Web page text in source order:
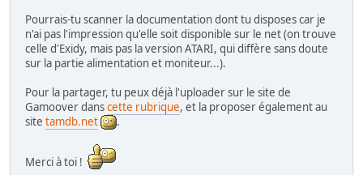
Pourrais-tu scanner la documentation dont tu disposes car je
n'ai pas l'impression qu'elle soit disponible sur le net (on trouve
celle d'Exidy, mais pas la version ATARI, qui diffère sans doute
sur la partie alimentation et moniteur...).
Pour la partager, tu peux déjà l'uploader sur le site de
Gamoover danscette rubrique, et la proposer également au
site tamdb.net .
Merci à toi !